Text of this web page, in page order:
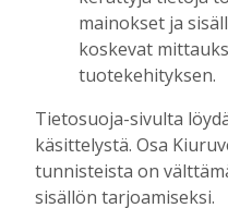
Tilaajille
Kirsi Haapea
Kiuruvedelle
helpottaa
Tilaajille
Aku Laatikainen
mainokset ja
koskevat
tuotekehityksen.
Tietosuoja-sivulta
käsittelystä. Osa
tunnisteista on
sisällön tarjoamiseksi.